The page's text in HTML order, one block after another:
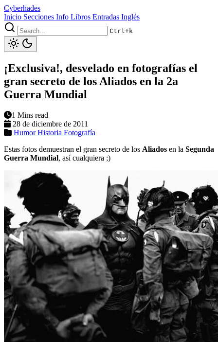
Cyberhades
Inicio Secciones Info Libros Entradas Inglés
Ctrl+k
¡Exclusiva!, desvelado en fotografías el
gran secreto de los Aliados en la 2a
Guerra Mundial
1 Mins read
28 de diciembre de 2011
HumorHistoria Fotografía
Estas fotos demuestran el gran secreto de los Aliados en la Segunda
Guerra Mundial, así cualquiera ;)